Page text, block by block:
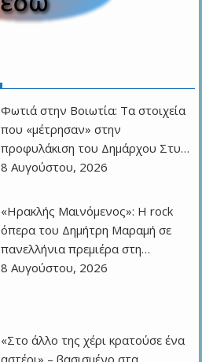
Φωτιά στην Βοιωτία: Τα στοιχεία
που «μέτρησαν» στην
προφυλάκιση του Δημάρχου Στυ…
8 Αυγούστου, 2026
«Ηρακλής Μαινόμενος»: H rock
όπερα του Δημήτρη Μαραμή σε
πανελλήνια πρεμιέρα στη…
8 Αυγούστου, 2026
«Στο άλλο της χέρι κρατούσε ένα